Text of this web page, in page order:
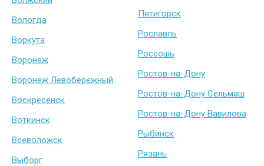
Вологда
Воркута
Воронеж
Воронеж Левобережный
Воскресенск
Воткинск
Всеволожск
Выборг
Пятигорск
Рославль
Россошь
Ростов-на-Дону
Ростов-на-Дону Сельмаш
Ростов-на-Дону Вавилова
Рыбинск
Рязань